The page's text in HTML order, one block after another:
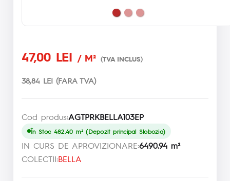
47,00 LEI / M² (TVA INCLUS)
38,84 LEI (FARA TVA)
Cod produs:AGTPRKBELLA103EP
În Stoc 482.40 m² (Depozit principal Slobozia)
IN CURS DE APROVIZIONARE:6490.94 m²
COLECTII:BELLA